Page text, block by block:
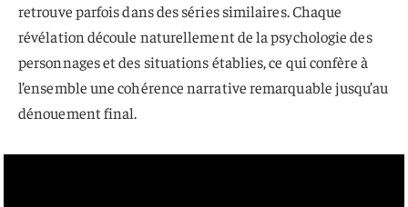
retrouve parfois dans des séries similaires. Chaque
révélation découle naturellement de la psychologie des
personnages et des situations établies, ce qui confère à
l’ensemble une cohérence narrative remarquable jusqu’au
dénouement final.